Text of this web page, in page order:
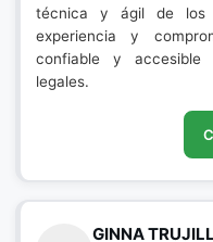
técnica y ágil de los
experiencia y
confiable y accesible
legales.
GINNA